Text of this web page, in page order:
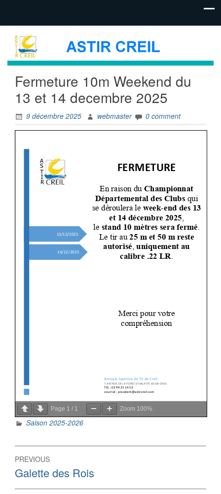
Fermeture 10m Weekend du
13 et 14 decembre 2025
9 décembre 2025 webmaster 0 comment
Page 1 / 1 Zoom 100%
Saison 2025-2026
Navigation
de
l’article
PREVIOUS
Previous
post:
Galette des Rois